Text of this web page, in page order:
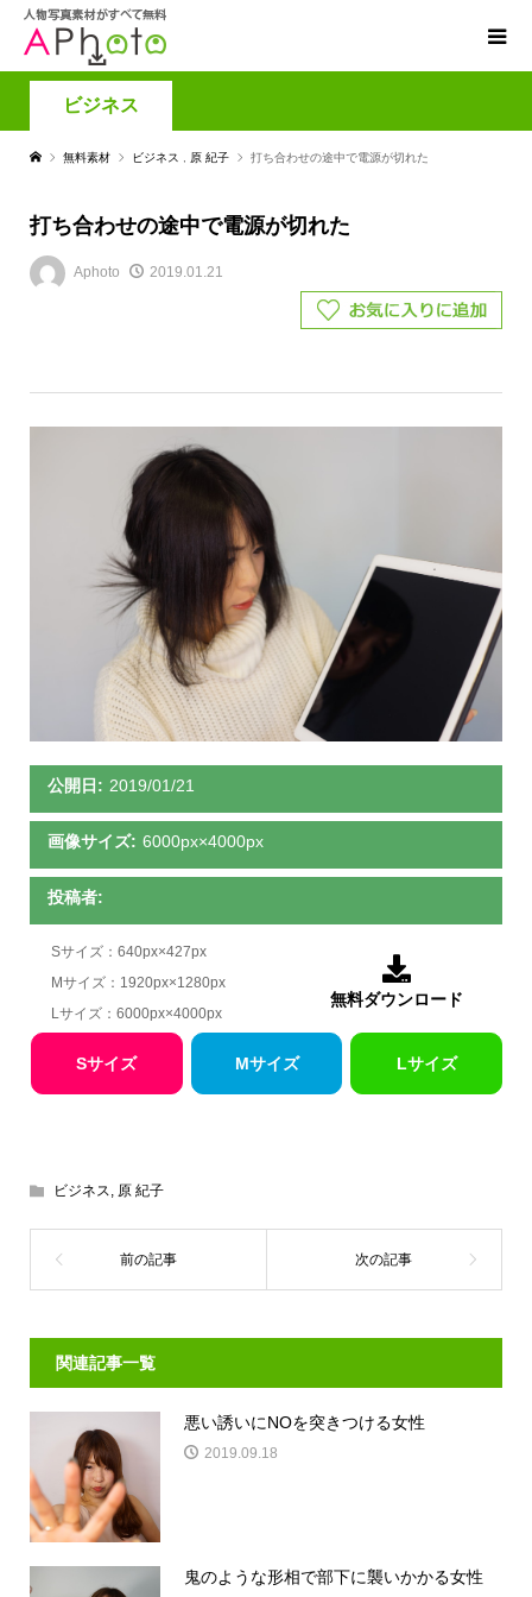
ビジネス
無料素材 ビジネス 原 紀子 打ち合わせの途中で電源が切れた
打ち合わせの途中で電源が切れた
Aphoto 2019.01.21
公開日: 2019/01/21
画像サイズ: 6000px×4000px
投稿者:
Sサイズ：640px×427px
Mサイズ：1920px×1280px
Lサイズ：6000px×4000px

無料ダウンロード
Sサイズ Mサイズ Lサイズ
ビジネス, 原 紀子
関連記事一覧
悪い誘いにNOを突きつける女性
2019.09.18
鬼のような形相で部下に襲いかかる女性